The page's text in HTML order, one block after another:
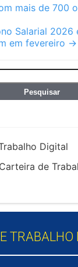
mais de 700
Salarial 2026
em fevereiro →
Digital
de
TRABALHO